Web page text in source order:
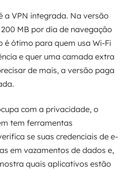
a VPN integrada. Na versão
MB por dia de navegação
ótimo para quem usa Wi-Fi
e quer uma camada extra
de mais, a versão paga
com a privacidade, o
tem ferramentas
se suas credenciais de e-
em vazamentos de dados e,
quais aplicativos estão